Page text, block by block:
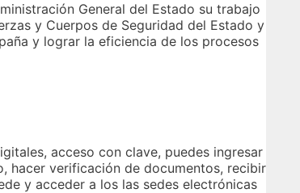
General del Estado su trabajo
y Cuerpos de Seguridad del Estado y
y lograr la eficiencia de los procesos
acceso con clave, puedes ingresar
hacer verificación de documentos, recibir
y acceder a los las sedes electrónicas